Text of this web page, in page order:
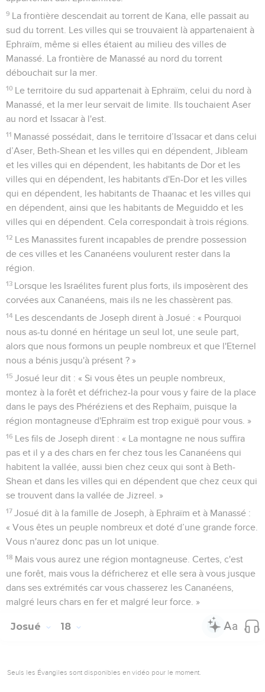
9 La frontière descendait au torrent de Kana, elle passait au
sud du torrent. Les villes qui se trouvaient là appartenaient à
Ephraïm, même si elles étaient au milieu des villes de
Manassé. La frontière de Manassé au nord du torrent
débouchait sur la mer.
10 Le territoire du sud appartenait à Ephraïm, celui du nord à
Manassé, et la mer leur servait de limite. Ils touchaient Aser
au nord et Issacar à l'est.
11 Manassé possédait, dans le territoire d’Issacar et dans celui
d’Aser, Beth-Shean et les villes qui en dépendent, Jibleam
et les villes qui en dépendent, les habitants de Dor et les
villes qui en dépendent, les habitants d'En-Dor et les villes
qui en dépendent, les habitants de Thaanac et les villes qui
en dépendent, ainsi que les habitants de Meguiddo et les
villes qui en dépendent. Cela correspondait à trois régions.
12 Les Manassites furent incapables de prendre possession
de ces villes et les Cananéens voulurent rester dans la
région.
13 Lorsque les Israélites furent plus forts, ils imposèrent des
corvées aux Cananéens, mais ils ne les chassèrent pas.
14 Les descendants de Joseph dirent à Josué : « Pourquoi
nous as-tu donné en héritage un seul lot, une seule part,
alors que nous formons un peuple nombreux et que l'Eternel
nous a bénis jusqu'à présent ? »
15 Josué leur dit : « Si vous êtes un peuple nombreux,
montez à la forêt et défrichez-la pour vous y faire de la place
dans le pays des Phéréziens et des Rephaïm, puisque la
région montagneuse d'Ephraïm est trop exiguë pour vous. »
16 Les fils de Joseph dirent : « La montagne ne nous suffira
pas et il y a des chars en fer chez tous les Cananéens qui
habitent la vallée, aussi bien chez ceux qui sont à Beth-
Shean et dans les villes qui en dépendent que chez ceux qui
se trouvent dans la vallée de Jizreel. »
17 Josué dit à la famille de Joseph, à Ephraïm et à Manassé :
« Vous êtes un peuple nombreux et doté d’une grande force.
Vous n'aurez donc pas un lot unique.
18 Mais vous aurez une région montagneuse. Certes, c'est
une forêt, mais vous la défricherez et elle sera à vous jusque
dans ses extrémités car vous chasserez les Cananéens,
malgré leurs chars en fer et malgré leur force. »
Josué 18
Seuls les Évangiles sont disponibles en vidéo pour le moment.